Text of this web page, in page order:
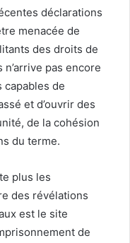
déclarations
menacée de
des droits de
n’arrive pas encore
de
et d’ouvrir des
de la cohésion
du terme.
plus les
des révélations
est le site
de